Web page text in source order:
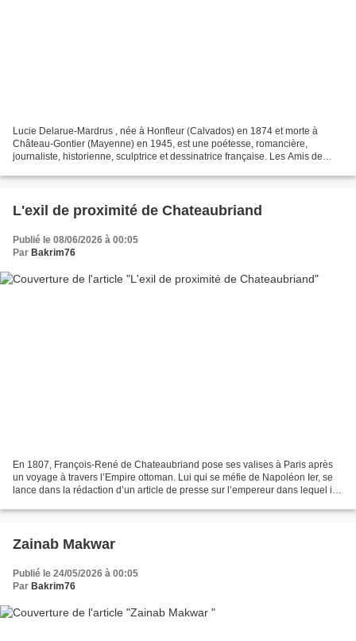
Lucie Delarue-Mardrus , née à Honfleur (Calvados) en 1874 et morte à
Château-Gontier (Mayenne) en 1945, est une poétesse, romancière,
journaliste, historienne, sculptrice et dessinatrice française. Les Amis de
L'exil de proximité de Chateaubriand
Publié le 08/06/2026 à 00:05
Par Bakrim76
En 1807, François-René de Chateaubriand pose ses valises à Paris après
un voyage à travers l’Empire ottoman. Lui qui se méfie de Napoléon Ier, se
lance dans la rédaction d’un article de presse sur l’empereur dans lequel il
Zainab Makwar
Publié le 24/05/2026 à 00:05
Par Bakrim76